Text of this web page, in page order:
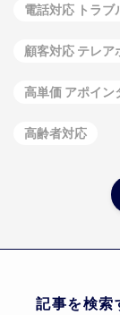
電話対応 トラブ
顧客対応 テレア
高単価 アポイン
高齢者対応
記事を検索